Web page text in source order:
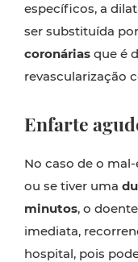
específicos, a
ser substituída
coronárias que é
revascularização
Enfarte
No caso de o
ou se tiver uma
minutos, o
imediata,
hospital, pois